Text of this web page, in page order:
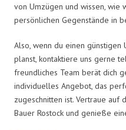
von Umzügen und wissen, wie
persönlichen Gegenstände in
Also, wenn du einen günstigen
planst, kontaktiere uns gerne
freundliches Team berät dich
individuelles Angebot, das
zugeschnitten ist. Vertraue auf
Bauer Rostock und genieße